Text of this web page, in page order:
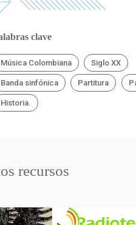
clave
Música Colombiana Siglo XX
Banda sinfónica Partitura
Historia.
recursos